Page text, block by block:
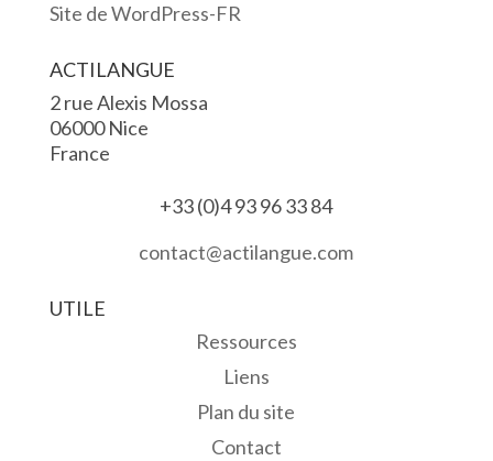
Site de WordPress-FR
ACTILANGUE
2 rue Alexis Mossa
06000 Nice
France
+33 (0)4 93 96 33 84
contact@actilangue.com
UTILE
Ressources
Liens
Plan du site
Contact